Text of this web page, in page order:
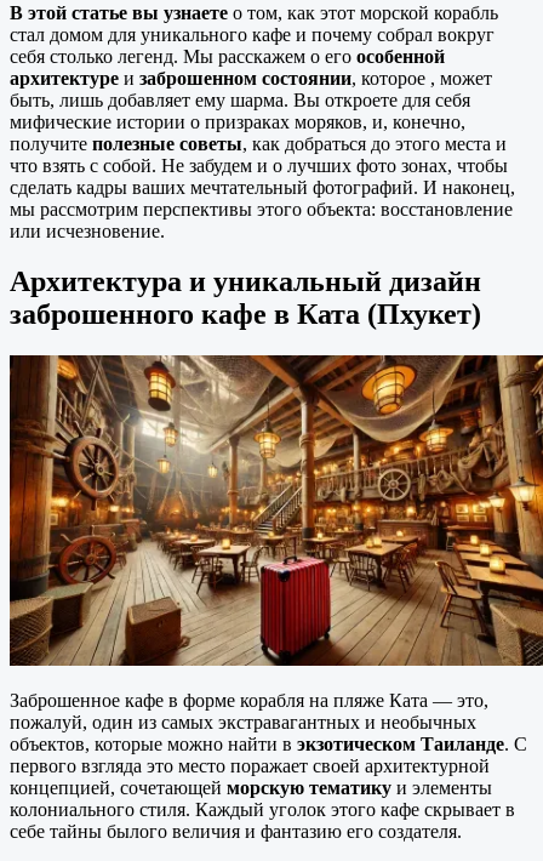
В этой статье вы узнаете о том, как этот морской корабль
стал домом для уникального кафе и почему собрал вокруг
себя столько легенд. Мы расскажем о его особенной
архитектуре и заброшенном состоянии, которое , может
быть, лишь добавляет ему шарма. Вы откроете для себя
мифические истории о призраках моряков, и, конечно,
получите полезные советы, как добраться до этого места и
что взять с собой. Не забудем и о лучших фото зонах, чтобы
сделать кадры ваших мечтательный фотографий. И наконец,
мы рассмотрим перспективы этого объекта: восстановление
или исчезновение.
Архитектура и уникальный дизайн
заброшенного кафе в Ката (Пхукет)
Заброшенное кафе в форме корабля на пляже Ката — это,
пожалуй, один из самых экстравагантных и необычных
объектов, которые можно найти в экзотическом Таиланде. С
первого взгляда это место поражает своей архитектурной
концепцией, сочетающей морскую тематику и элементы
колониального стиля. Каждый уголок этого кафе скрывает в
себе тайны былого величия и фантазию его создателя.